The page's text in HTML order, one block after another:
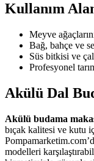
Kullanım
Meyve
Bağ, bahçe ve
Süs bitkisi ve
Profesyonel
Akülü Dal
Akülü budama
bıçak kalitesi ve kutu
modelleri